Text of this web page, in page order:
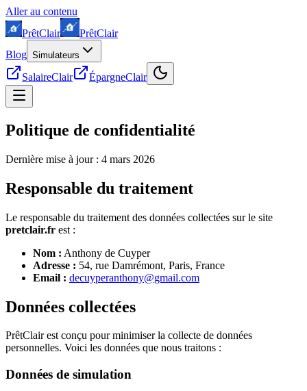
Aller au contenu
PrêtClair PrêtClair
Blog Simulateurs
SalaireClair ÉpargneClair
Politique de confidentialité
Dernière mise à jour : 4 mars 2026
Responsable du traitement
Le responsable du traitement des données collectées sur le site
pretclair.fr est :
Nom : Anthony de Cuyper
Adresse : 54, rue Damrémont, Paris, France
Email : decuyperanthony@gmail.com
Données collectées
PrêtClairest conçu pour minimiser la collecte de données
personnelles. Voici les données que nous traitons :
Données de simulation